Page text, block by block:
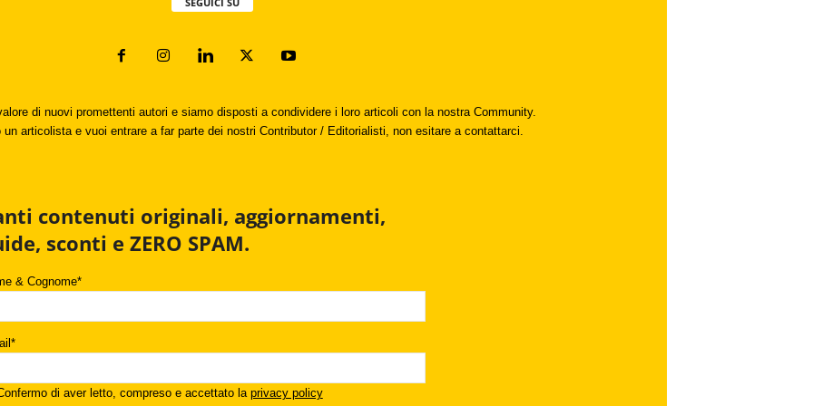
di nuovi promettenti autori e siamo disposti a condividere i loro articoli con la nostra Community.
articolista e vuoi entrare a far parte dei nostri Contributor / Editorialisti, non esitare a contattarci.
contenuti originali, aggiornamenti,
sconti e ZERO SPAM.
& Cognome*
di aver letto, compreso e accettato la privacy policy